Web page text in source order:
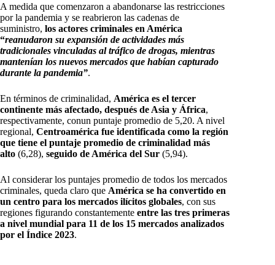
A medida que comenzaron a abandonarse las restricciones
por la pandemia y se reabrieron las cadenas de
suministro, los actores criminales en América
“reanudaron su expansión de actividades más
tradicionales vinculadas al tráfico de drogas, mientras
mantenían los nuevos mercados que habían capturado
durante la pandemia”.
En términos de criminalidad, América es el tercer
continente más afectado, después de Asia y África,
respectivamente, conun puntaje promedio de 5,20. A nivel
regional, Centroamérica fue identificada como la región
que tiene el puntaje promedio de criminalidad más
alto (6,28), seguido de América del Sur (5,94).
Al considerar los puntajes promedio de todos los mercados
criminales, queda claro que América se ha convertido en
un centro para los mercados ilícitos globales, con sus
regiones figurando constantemente entre las tres primeras
a nivel mundial para 11 de los 15 mercados analizados
por el Índice 2023.